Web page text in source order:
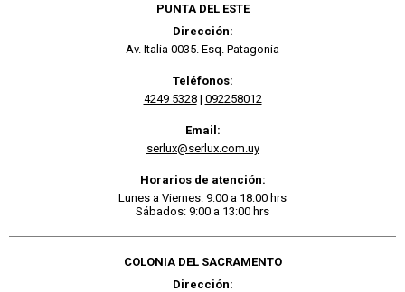
PUNTA DEL ESTE
Dirección:
Av. Italia 0035. Esq. Patagonia
Teléfonos:
4249 5328| 092258012
Email:
serlux@serlux.com.uy
Horarios de atención:
Lunes a Viernes: 9:00 a 18:00 hrs
Sábados: 9:00 a 13:00 hrs
COLONIA DEL SACRAMENTO
Dirección: